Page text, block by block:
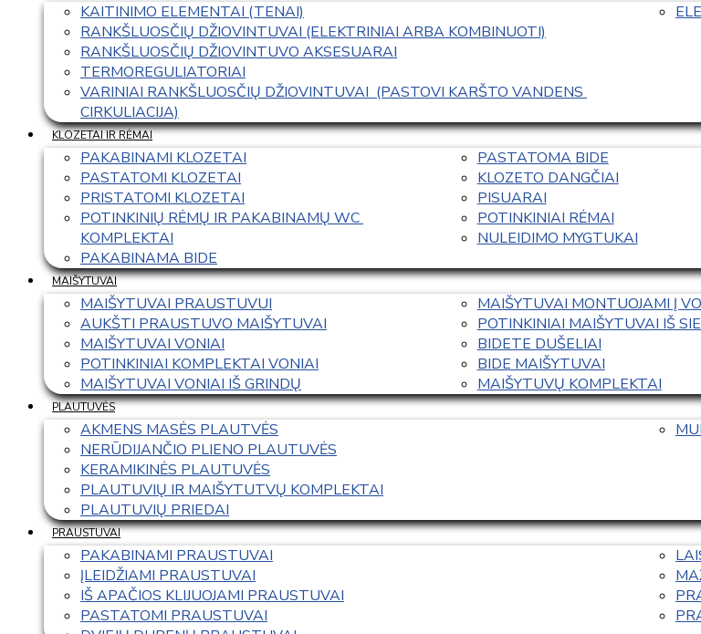
KAITINIMO ELEMENTAI (TENAI)
RANKŠLUOSČIŲ DŽIOVINTUVAI (ELEKTRINIAI ARBA KOMBINUOTI)
RANKŠLUOSČIŲ DŽIOVINTUVO AKSESUARAI
TERMOREGULIATORIAI
VARINIAI RANKŠLUOSČIŲ DŽIOVINTUVAI  (PASTOVI KARŠTO VANDENS
CIRKULIACIJA)
KLOZETAI IR RĖMAI
PAKABINAMI KLOZETAI
PASTATOMI KLOZETAI
PRISTATOMI KLOZETAI
POTINKINIŲ RĖMŲ IR PAKABINAMŲ WC
KOMPLEKTAI
PAKABINAMA BIDE
PASTATOMA BIDE
KLOZETO DANGČIAI
PISUARAI
POTINKINIAI RĖMAI
NULEIDIMO MYGTUKAI
MAIŠYTUVAI
MAIŠYTUVAI PRAUSTUVUI
AUKŠTI PRAUSTUVO MAIŠYTUVAI
MAIŠYTUVAI VONIAI
POTINKINIAI KOMPLEKTAI VONIAI
MAIŠYTUVAI VONIAI IŠ GRINDŲ
MAIŠYTUVAI MONTUOJAMI Į
POTINKINIAI MAIŠYTUVAI IŠ
BIDETE DUŠELIAI
BIDE MAIŠYTUVAI
MAIŠYTUVŲ KOMPLEKTAI
PLAUTUVĖS
AKMENS MASĖS PLAUTVĖS
NERŪDIJANČIO PLIENO PLAUTUVĖS
KERAMIKINĖS PLAUTUVĖS
PLAUTUVIŲ IR MAIŠYTUTVŲ KOMPLEKTAI
PLAUTUVIŲ PRIEDAI
PRAUSTUVAI
PAKABINAMI PRAUSTUVAI
ĮLEIDŽIAMI PRAUSTUVAI
IŠ APAČIOS KLIJUOJAMI PRAUSTUVAI
PASTATOMI PRAUSTUVAI